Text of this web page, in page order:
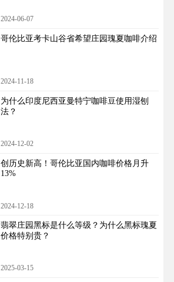
2024-06-07
哥伦比亚考卡山谷省希望庄园瑰夏咖啡介绍
2024-11-18
为什么印度尼西亚曼特宁咖啡豆使用湿刨
法？
2024-12-02
创历史新高！哥伦比亚国内咖啡价格月升
13%
2024-12-18
翡翠庄园黑标是什么等级？为什么黑标瑰夏
价格特别贵？
2025-03-15